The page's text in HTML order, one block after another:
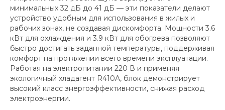
минимальных 32 дБ до 41 дБ — эти показатели делают
устройство удобным для использования в жилых и
рабочих зонах, не создавая дискомфорта. Мощности 3.6
кВт для охлаждения и 3.9 кВт для обогрева позволяют
быстро достигать заданной температуры, поддерживая
комфорт на протяжении всего времени эксплуатации.
Работая на электропитании 220 В и применяя
экологичный хладагент R410A, блок демонстрирует
высокий класс энергоэффективности, снижая расход
электроэнергии.